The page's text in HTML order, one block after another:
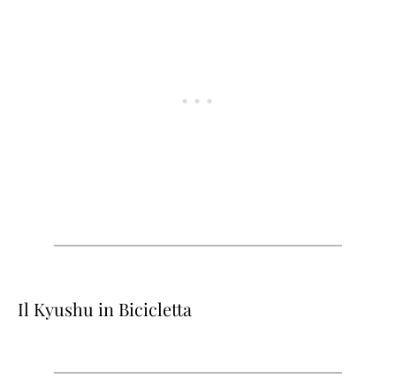
Il Kyushu in Bicicletta